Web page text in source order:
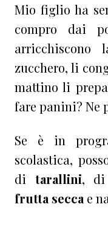
Mio figlio ha
compro dai
zucchero, li
mattino li
fare panini? Ne
Se è in
scolastica,
di tarallini, di
frutta secca e